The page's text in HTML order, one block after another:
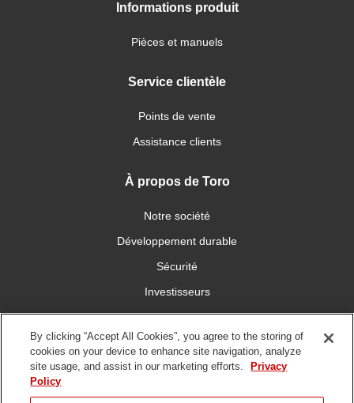
Informations produit
Pièces et manuels
Service clientèle
Points de vente
Assistance clients
À propos de Toro
Notre société
Développement durable
Sécurité
Investisseurs
Carrières
Connectez-vous avec nous
By clicking “Accept All Cookies”, you agree to the storing of
cookies on your device to enhance site navigation, analyze
site usage, and assist in our marketing efforts.
Privacy
Policy